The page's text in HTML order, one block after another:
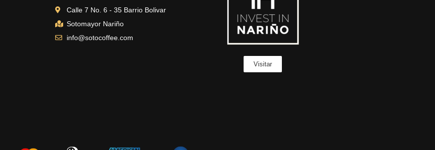
Calle 7 No. 6 - 35 Barrio Bolivar
Sotomayor Nariño
info@sotocoffee.com
Visitar